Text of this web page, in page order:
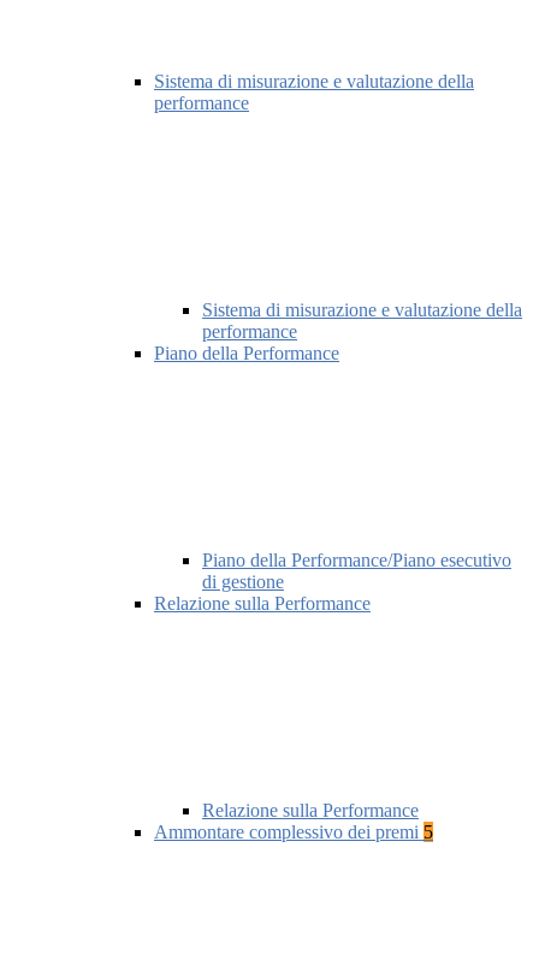
Sistema di misurazione e valutazione della
performance
Sistema di misurazione e valutazione della
performance
Piano della Performance
Piano della Performance/Piano esecutivo
di gestione
Relazione sulla Performance
Relazione sulla Performance
Ammontare complessivo dei premi 5